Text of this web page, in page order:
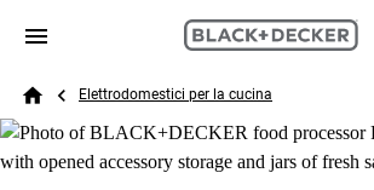
Skip to main content
Search
Breadcrumb
Elettrodomestici per la cucina